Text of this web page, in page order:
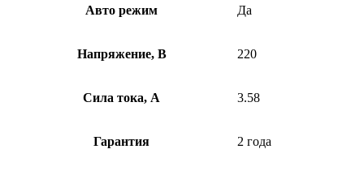
Авто режим Да
Напряжение, В 220
Сила тока, А 3.58
Гарантия 2 года